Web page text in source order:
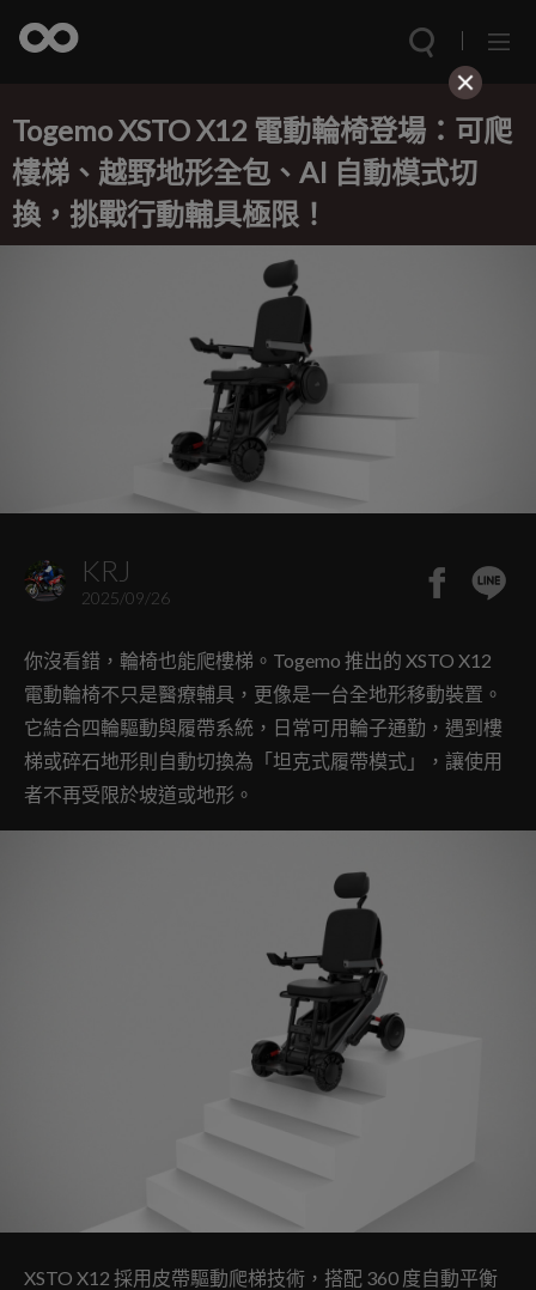
Togemo XSTO X12 電動輪椅登場：可爬
樓梯、越野地形全包、AI 自動模式切
換，挑戰行動輔具極限！
KRJ
2025/09/26
你沒看錯，輪椅也能爬樓梯。Togemo 推出的 XSTO X12
電動輪椅不只是醫療輔具，更像是一台全地形移動裝置。
它結合四輪驅動與履帶系統，日常可用輪子通勤，遇到樓
梯或碎石地形則自動切換為「坦克式履帶模式」，讓使用
者不再受限於坡道或地形。
XSTO X12 採用皮帶驅動爬梯技術，搭配 360 度自動平衡